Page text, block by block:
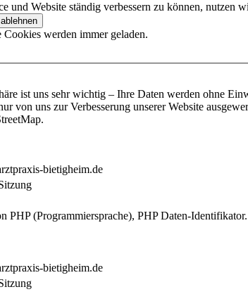
und Website ständig verbessern zu können, nutzen
werden immer geladen.
ist uns sehr wichtig – Ihre Daten werden ohne
von uns zur Verbesserung unserer Website
bietigheim.de
PHP (Programmiersprache), PHP Daten-
bietigheim.de